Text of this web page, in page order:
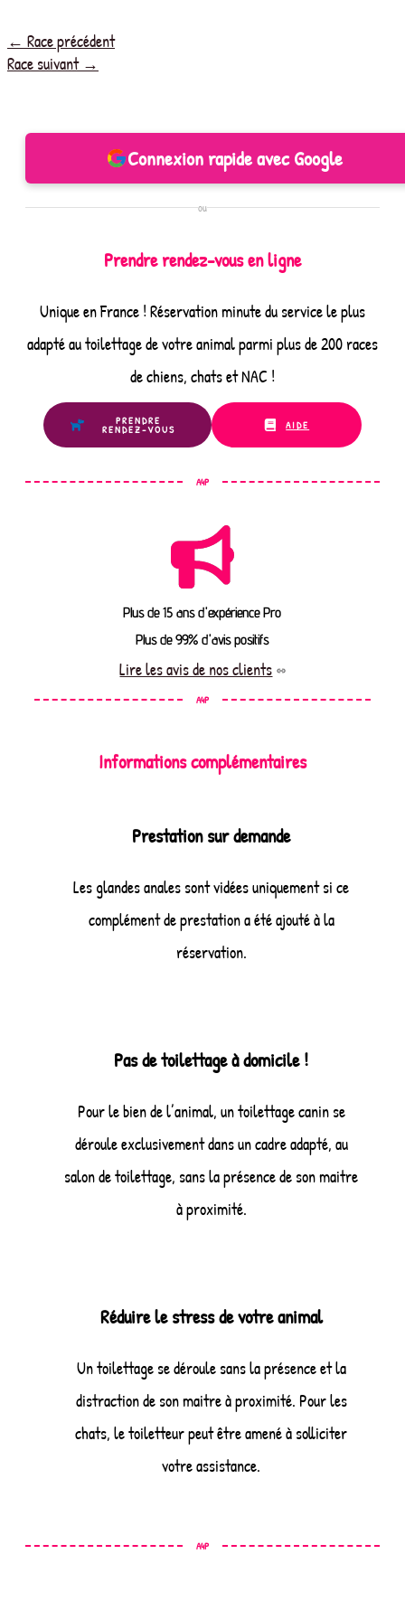
← Race précédent
Race suivant →
Connexion rapide avec Google
ou
Prendre rendez-vous en ligne
Unique en France ! Réservation minute du service le plus
adapté au toilettage de votre animal parmi plus de 200 races
de chiens, chats et NAC !
PRENDRE
RENDEZ-VOUS AIDE
A4P
Plus de 15 ans d'expérience Pro
Plus de 99% d'avis positifs
Lire les avis de nos clients
A4P
Informations complémentaires
Prestation sur demande
Les glandes anales sont vidées uniquement si ce
complément de prestation a été ajouté à la
réservation.
Pas de toilettage à domicile !
Pour le bien de l’animal, un toilettage canin se
déroule exclusivement dans un cadre adapté, au
salon de toilettage, sans la présence de son maitre
à proximité.
Réduire le stress de votre animal
Un toilettage se déroule sans la présence et la
distraction de son maitre à proximité. Pour les
chats, le toiletteur peut être amené à solliciter
votre assistance.
A4P